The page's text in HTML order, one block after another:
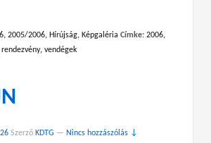
, 2005/2006, Hírújság, Képgaléria Címke: 2006,
rendezvény, vendégek
Szerző KDTG — Nincs hozzászólás ↓